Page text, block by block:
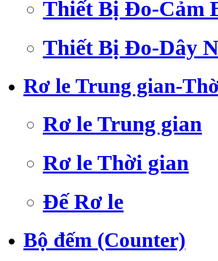
Thiết Bị Đo-Cảm
Thiết Bị Đo-Dây
Rơ le Trung gian-
Rơ le Trung gian
Rơ le Thời gian
Đế Rơ le
Bộ đếm (Counter)